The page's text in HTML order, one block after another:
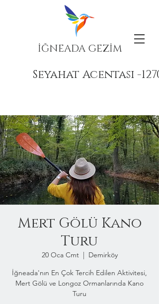
İĞNEADA GEZİM
Seyahat Acentası -
Mert Gölü Kano
Turu
20 Oca Cmt
  |
Demirköy
İğneada'nın En Çok Tercih Edilen Aktivitesi,
Mert Gölü ve Longoz Ormanlarında Kano
Turu